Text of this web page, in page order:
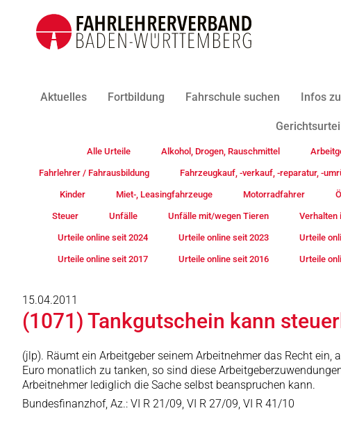
Aktuelles Fortbildung Fahrschule suchen Infos
Alle Urteile Alkohol, Drogen, Rauschmittel
Fahrlehrer / Fahrausbildung Fahrzeugkauf, -verkauf, -reparatur, -
Kinder Miet-, Leasingfahrzeuge Motorradfahrer
Steuer Unfälle Unfälle mit/wegen Tieren Verhalten
Urteile online seit 2024 Urteile online seit 2023 Urteile
Urteile online seit 2017 Urteile online seit 2016 Urteile
15.04.2011
(1071) Tankgutschein kann
(jlp). Räumt ein Arbeitgeber seinem Arbeitnehmer das Recht
Euro monatlich zu tanken, so sind diese
Arbeitnehmer lediglich die Sache selbst beanspruchen kann.
Bundesfinanzhof, Az.: VI R 21/09, VI R 27/09, VI R 41/10